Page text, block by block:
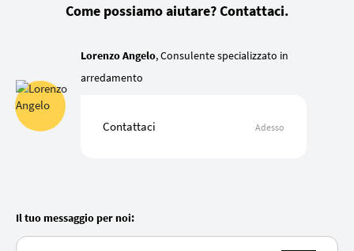
Come possiamo aiutare? Contattaci.
Lorenzo Angelo, Consulente specializzato in
arredamento
Contattaci Adesso
Il tuo messaggio per noi: